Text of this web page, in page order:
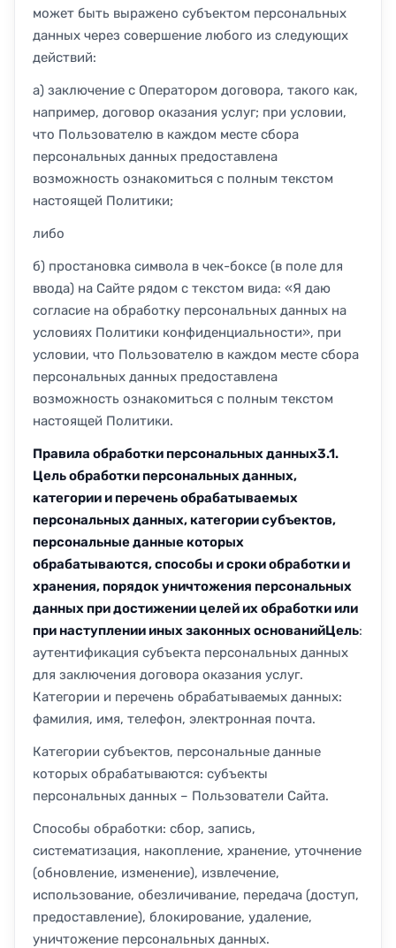
может быть выражено субъектом персональных
данных через совершение любого из следующих
действий:
а) заключение с Оператором договора, такого как,
например, договор оказания услуг; при условии,
что Пользователю в каждом месте сбора
персональных данных предоставлена
возможность ознакомиться с полным текстом
настоящей Политики;
либо
б) простановка символа в чек-боксе (в поле для
ввода) на Сайте рядом с текстом вида: «Я даю
согласие на обработку персональных данных на
условиях Политики конфиденциальности», при
условии, что Пользователю в каждом месте сбора
персональных данных предоставлена
возможность ознакомиться с полным текстом
настоящей Политики.
Правила обработки персональных данных3.1.
Цель обработки персональных данных,
категории и перечень обрабатываемых
персональных данных, категории субъектов,
персональные данные которых
обрабатываются, способы и сроки обработки и
хранения, порядок уничтожения персональных
данных при достижении целей их обработки или
при наступлении иных законных основанийЦель:
аутентификация субъекта персональных данных
для заключения договора оказания услуг.
Категории и перечень обрабатываемых данных:
фамилия, имя, телефон, электронная почта.
Категории субъектов, персональные данные
которых обрабатываются: субъекты
персональных данных – Пользователи Сайта.
Способы обработки: сбор, запись,
систематизация, накопление, хранение, уточнение
(обновление, изменение), извлечение,
использование, обезличивание, передача (доступ,
предоставление), блокирование, удаление,
уничтожение персональных данных.